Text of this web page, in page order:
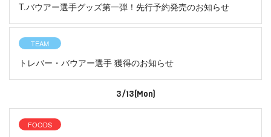
T.バウアー選手グッズ第一弾！先行予約発売のお知らせ
TEAM
トレバー・バウアー選手 獲得のお知らせ
3/13(Mon)
FOODS